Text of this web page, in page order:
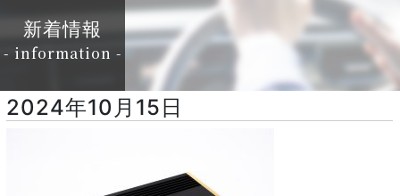
新着情報
- information -
2024年10月15日